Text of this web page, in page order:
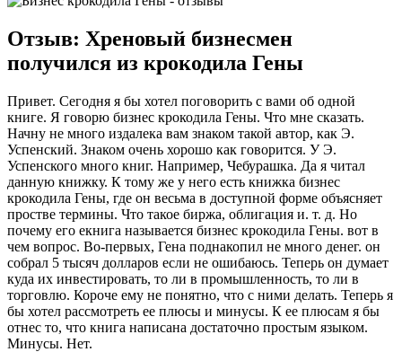
Отзыв: Хреновый бизнесмен
получился из крокодила Гены
Привет. Сегодня я бы хотел поговорить с вами об одной
книге. Я говорю бизнес крокодила Гены. Что мне сказать.
Начну не много издалека вам знаком такой автор, как Э.
Успенский. Знаком очень хорошо как говорится. У Э.
Успенского много книг. Например, Чебурашка. Да я читал
данную книжку. К тому же у него есть книжка бизнес
крокодила Гены, где он весьма в доступной форме объясняет
простве термины. Что такое биржа, облигация и. т. д. Но
почему его екнига называется бизнес крокодила Гены. вот в
чем вопрос. Во-первых, Гена поднакопил не много денег. он
собрал 5 тысяч долларов если не ошибаюсь. Теперь он думает
куда их инвестировать, то ли в промышленность, то ли в
торговлю. Короче ему не понятно, что с ними делать. Теперь я
бы хотел рассмотреть ее плюсы и минусы. К ее плюсам я бы
отнес то, что книга написана достаточно простым языком.
Минусы. Нет.